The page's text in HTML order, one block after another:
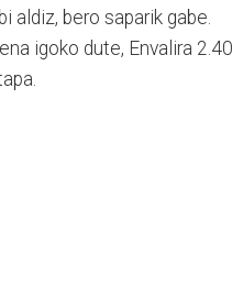
aldiz, bero saparik gabe.
igoko dute, Envalira